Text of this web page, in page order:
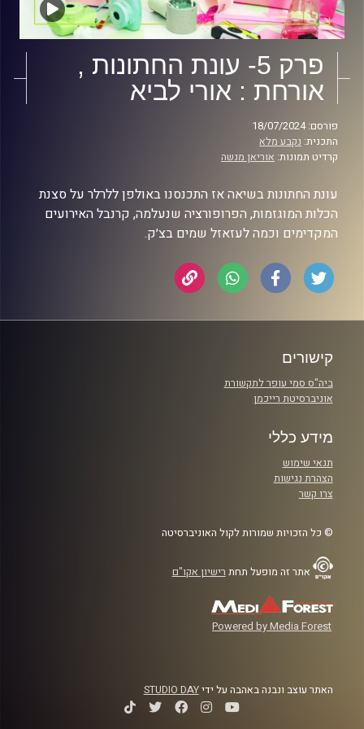
פרק 5- עונת החתונות ,
אורחת : אורי לביא
פורסם: 18/07/2024
התכנית: נקבע מלא
קרדיט תמונות: אוריאן מנשה
עונת החתונות בשיאה אז התכנסנו באולפן ללרלר על סצנת
הכלות המוגזמות, הפרופורציה שנעלמה, קרנבל האירועים
המקדימים וכמה לעזאזל שמים בצ׳ק.
קישורים
ביה"ס סמי עופר לתקשורת
אוניברסיטת רייכמן
מידע כללי
תנאי שימוש
הצהרת נגישות
צרו קשר
© כל הזכויות שמורות לקול האוניברסיטה
אתר זה מופעל תחת רישיון אקו"ם
Powered by Media Forest
האתר עוצב ונבנה באהבה על ידיSTUDIO DAY